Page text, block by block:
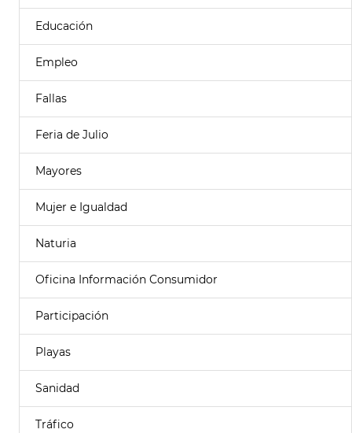
Educación
Empleo
Fallas
Feria de Julio
Mayores
Mujer e Igualdad
Naturia
Oficina Información Consumidor
Participación
Playas
Sanidad
Tráfico